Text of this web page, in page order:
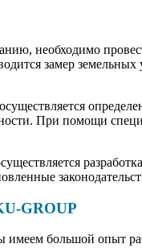
необходимо
замер
При помощи
GROUP
большой опыт